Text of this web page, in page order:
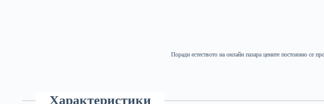
Поради естеството на онлайн пазара цените постоянно се
Характеристики